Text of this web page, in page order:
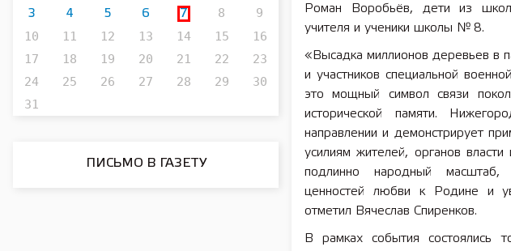
3 4 5 6 7 8
9
10
11 12 13 14 15
16
17
18 19 20 21 22
23
24
25 26 27 28 29
30
31
ПИСЬМО В ГАЗЕТУ
Роман Воробьёв, дети из
учителя и ученики школы № 8.
«Высадка миллионов деревьев в
и участников специальной
это мощный символ связи
исторической памяти.
направлении и демонстрирует
усилиям жителей, органов
подлинно народный масштаб,
ценностей любви к Родине и
отметил Вячеслав Спиренков.
В рамках события состоялись